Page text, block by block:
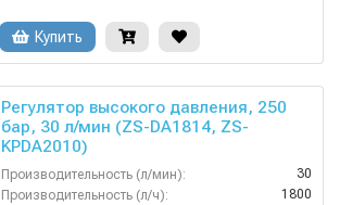
Температура (°C):
Купить
Регулятор высокого давления, 250
бар, 30 л/мин (ZS-DA1814, ZS-
KPDA2010)
Производительность (л/мин):
30
Производительность (л/ч):
1800